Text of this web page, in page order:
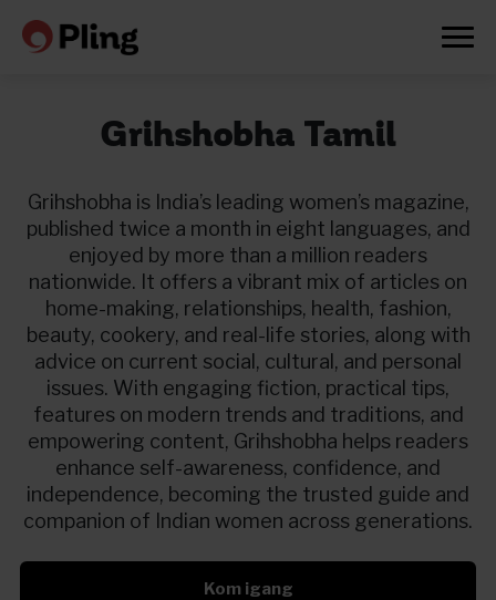
Prøv en måned gratis
Grihshobha Tamil
Grihshobha is India’s leading women’s magazine,
published twice a month in eight languages, and
enjoyed by more than a million readers
nationwide. It offers a vibrant mix of articles on
home-making, relationships, health, fashion,
beauty, cookery, and real-life stories, along with
advice on current social, cultural, and personal
issues. With engaging fiction, practical tips,
features on modern trends and traditions, and
empowering content, Grihshobha helps readers
enhance self-awareness, confidence, and
independence, becoming the trusted guide and
companion of Indian women across generations.
Kom igang